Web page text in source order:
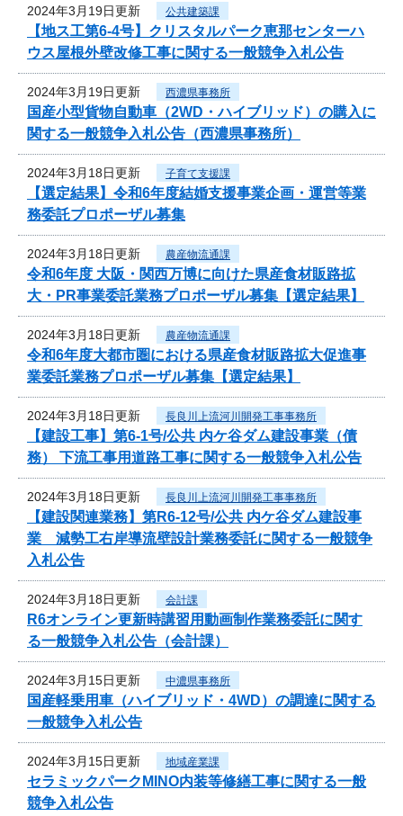
2024年3月19日更新 公共建築課
【地ス工第6-4号】クリスタルパーク恵那センターハ
ウス屋根外壁改修工事に関する一般競争入札公告
2024年3月19日更新 西濃県事務所
国産小型貨物自動車（2WD・ハイブリッド）の購入に
関する一般競争入札公告（西濃県事務所）
2024年3月18日更新 子育て支援課
【選定結果】令和6年度結婚支援事業企画・運営等業
務委託プロポーザル募集
2024年3月18日更新 農産物流通課
令和6年度 大阪・関西万博に向けた県産食材販路拡
大・PR事業委託業務プロポーザル募集【選定結果】
2024年3月18日更新 農産物流通課
令和6年度大都市圏における県産食材販路拡大促進事
業委託業務プロポーザル募集【選定結果】
2024年3月18日更新 長良川上流河川開発工事事務所
【建設工事】第6-1号/公共 内ケ谷ダム建設事業（債
務） 下流工事用道路工事に関する一般競争入札公告
2024年3月18日更新 長良川上流河川開発工事事務所
【建設関連業務】第R6-12号/公共 内ケ谷ダム建設事
業 減勢工右岸導流壁設計業務委託に関する一般競争
入札公告
2024年3月18日更新 会計課
R6オンライン更新時講習用動画制作業務委託に関す
る一般競争入札公告（会計課）
2024年3月15日更新 中濃県事務所
国産軽乗用車（ハイブリッド・4WD）の調達に関する
一般競争入札公告
2024年3月15日更新 地域産業課
セラミックパークMINO内装等修繕工事に関する一般
競争入札公告